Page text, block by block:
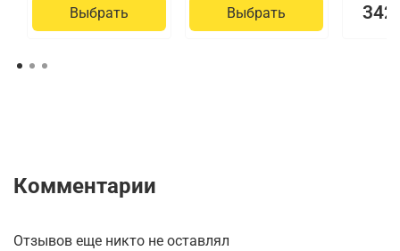
Выбрать Выбрать 342
Комментарии
Отзывов еще никто не оставлял